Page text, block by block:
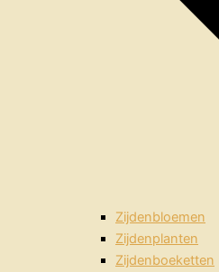
Zijdenbloemen
Zijdenplanten
Zijdenboeketten